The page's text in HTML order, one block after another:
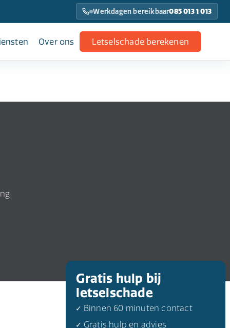
Werkdagen bereikbaar085 013 1 013
Over ons Letselschade berekenen
Gratis hulp bij
letselschade
✓ Binnen 60 minuten contact
✓ Gratis hulp en advies